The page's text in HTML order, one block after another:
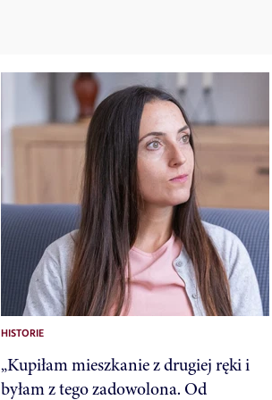
HISTORIE
„Kupiłam mieszkanie z drugiej ręki i
byłam z tego zadowolona. Od